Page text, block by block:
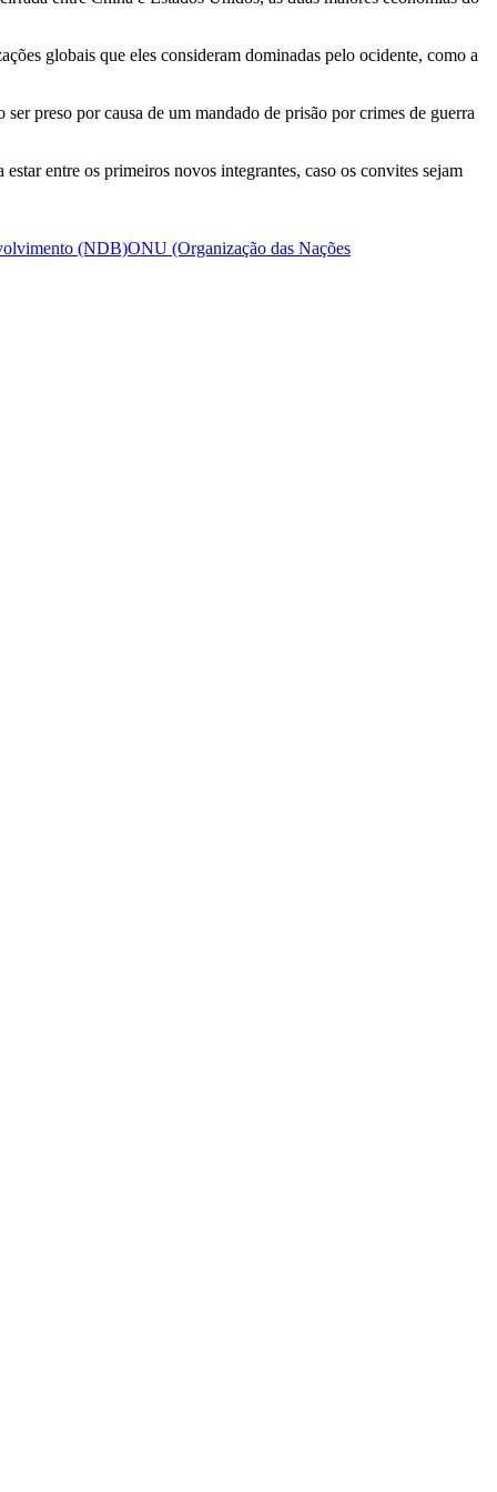
globais que eles consideram dominadas pelo ocidente, como a
preso por causa de um mandado de prisão por crimes de guerra
entre os primeiros novos integrantes, caso os convites sejam
(NDB)ONU (Organização das Nações